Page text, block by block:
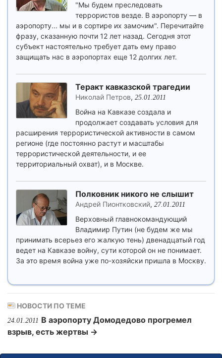
"Мы будем преследовать
террористов везде. В аэропорту — в
аэропорту... мы и в сортире их замочим". Перечитайте
фразу, сказанную почти 12 лет назад. Сегодня этот
субъект настоятельно требует дать ему право
защищать нас в аэропортах еще 12 долгих лет.
Теракт кавказской трагедии
Николай Петров, 25.01.2011
Война на Кавказе создала и
продолжает создавать условия для
расширения террористической активности в самом
регионе (где постоянно растут и масштабы
террористической деятельности, и ее
территориальный охват), и в Москве.
Полковник никого не слышит
Андрей Пионтковский, 27.01.2011
Верховный главнокомандующий
Владимир Путин (не будем же мы
принимать всерьез его жалкую тень) двенадцатый год
ведет на Кавказе войну, сути которой он не понимает.
За это время война уже по-хозяйски пришла в Москву.
НОВОСТИ ПО ТЕМЕ
24.01.2011 В аэропорту Домодедово прогремел
взрыв, есть жертвы →